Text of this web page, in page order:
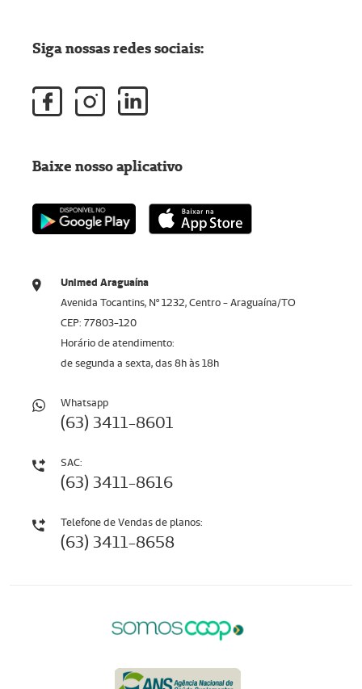
Unimed Araguaína
Avenida Tocantins, Nº 1232, Centro - Araguaína/TO
CEP: 77803-120
Horário de atendimento:
de segunda a sexta, das 8h às 18h
Whatsapp
(63) 3411-8601
SAC:
(63) 3411-8616
Telefone de Vendas de planos:
(63) 3411-8658
Siga nossas redes sociais:
Baixe nosso aplicativo